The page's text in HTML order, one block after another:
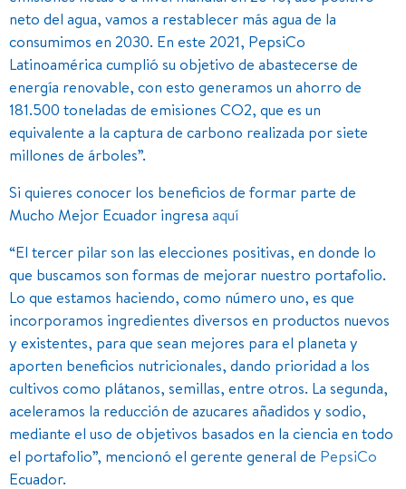
neto del agua, vamos a restablecer más agua de la
consumimos en 2030. En este 2021, PepsiCo
Latinoamérica cumplió su objetivo de abastecerse de
energía renovable, con esto generamos un ahorro de
181.500 toneladas de emisiones CO2, que es un
equivalente a la captura de carbono realizada por siete
millones de árboles”.
Si quieres conocer los beneficios de formar parte de
Mucho Mejor Ecuador ingresa aquí
“El tercer pilar son las elecciones positivas, en donde lo
que buscamos son formas de mejorar nuestro portafolio.
Lo que estamos haciendo, como número uno, es que
incorporamos ingredientes diversos en productos nuevos
y existentes, para que sean mejores para el planeta y
aporten beneficios nutricionales, dando prioridad a los
cultivos como plátanos, semillas, entre otros. La segunda,
aceleramos la reducción de azucares añadidos y sodio,
mediante el uso de objetivos basados en la ciencia en todo
el portafolio”, mencionó el gerente general de PepsiCo
Ecuador.